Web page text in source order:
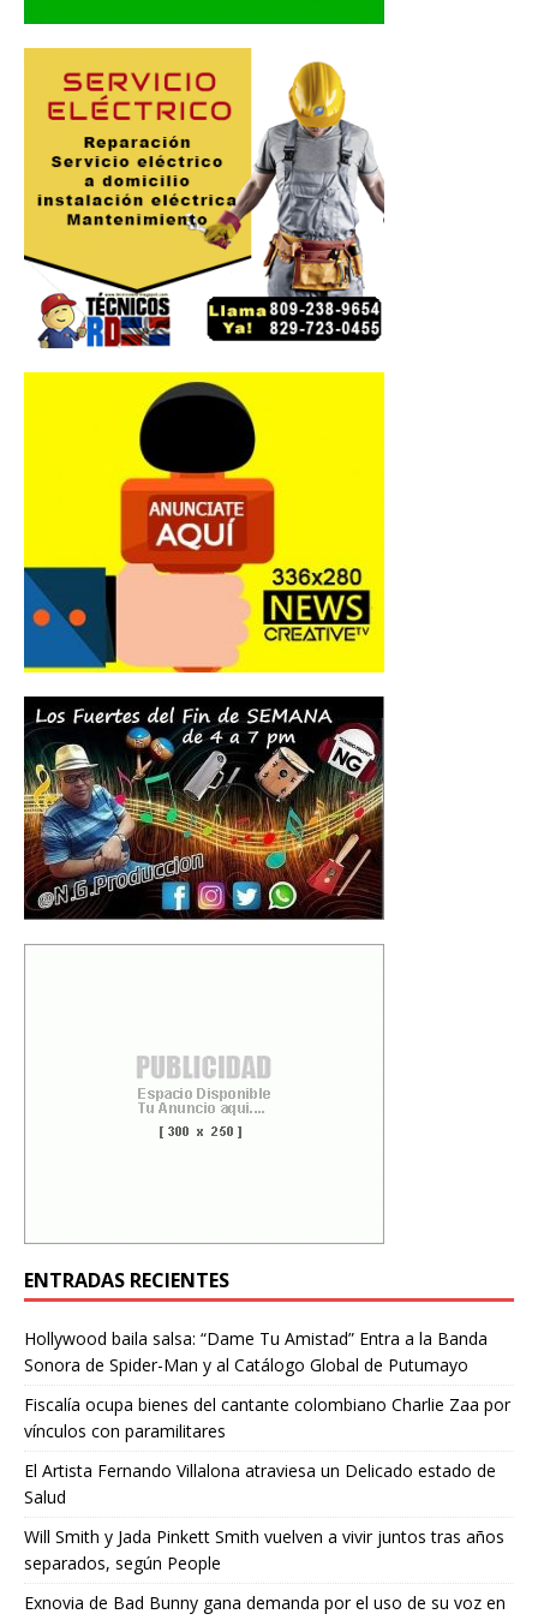
ENTRADAS RECIENTES
Hollywood baila salsa: “Dame Tu Amistad” Entra a la Banda
Sonora de Spider-Man y al Catálogo Global de Putumayo
Fiscalía ocupa bienes del cantante colombiano Charlie Zaa por
vínculos con paramilitares
El Artista Fernando Villalona atraviesa un Delicado estado de
Salud
Will Smith y Jada Pinkett Smith vuelven a vivir juntos tras años
separados, según People
Exnovia de Bad Bunny gana demanda por el uso de su voz en